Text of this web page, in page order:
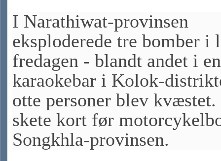
I Narathiwat-provinsen
eksploderede tre bomber i
fredagen - blandt andet i en
karaokebar i Kolok-
otte personer blev kvæstet.
skete kort før
Songkhla-provinsen.